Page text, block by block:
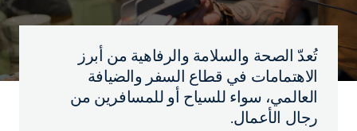
تُعدّ الصحة والسلامة والرفاهية من أبرز
الاهتمامات في قطاع السفر والضيافة
العالمي، سواء للسياح أو للمسافرين من
رجال الأعمال.